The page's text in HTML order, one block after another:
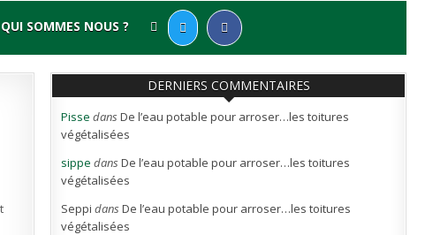
QUI SOMMES NOUS ?
DERNIERS COMMENTAIRES
Pisse dansDe l’eau potable pour arroser…les toitures
végétalisées
sippe dansDe l’eau potable pour arroser…les toitures
végétalisées
Seppi dansDe l’eau potable pour arroser…les toitures
végétalisées